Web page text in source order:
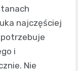
najczęściej
i
Nie